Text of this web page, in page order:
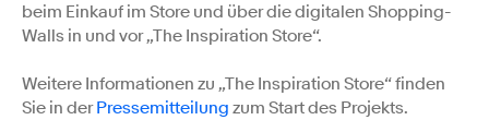
beim Einkauf im Store und über die digitalen Shopping-
Walls in und vor „The Inspiration Store“.
Weitere Informationen zu „The Inspiration Store“ finden
Sie in derPressemitteilung zum Start des Projekts.